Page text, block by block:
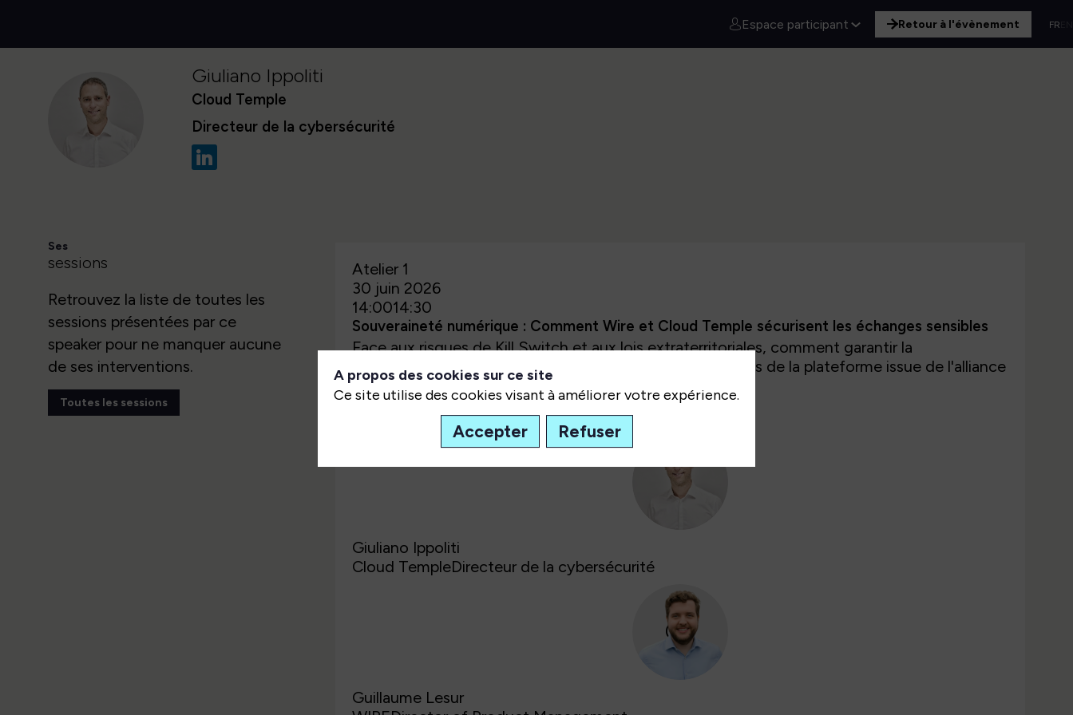
Espace participant Retour à l'évènement FR
GI
Giuliano Ippoliti
Cloud Temple
Directeur de la cybersécurité
Ses
sessions
Retrouvez la liste de toutes les
sessions présentées par ce
speaker pour ne manquer aucune
de ses interventions.
Toutes les sessions
Atelier 1
30 juin 2026
14:0014:30
Souveraineté numérique : Comment Wire et Cloud Temple sécurisent les échanges sensibles
Face aux risques de Kill Switch et aux lois extraterritoriales, comment garantir la
confidentialité de vos échanges ? Découvrez les coulisses de la plateforme issue de l'alliance
entre l'expertise...
Intervenant(s):
GI
Giuliano Ippoliti
Cloud TempleDirecteur de la cybersécurité
GL
Guillaume Lesur
A propos des cookies sur ce site
Ce site utilise des cookies visant à améliorer votre expérience.
Accepter Refuser